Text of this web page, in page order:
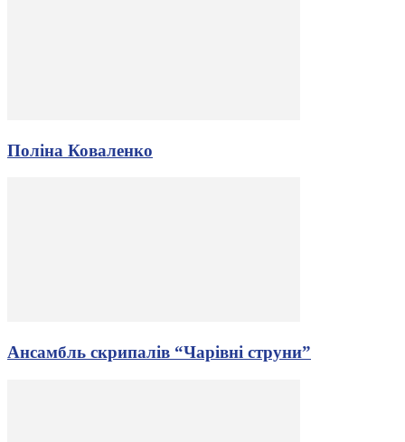
Поліна Коваленко
Ансамбль скрипалів “Чарівні струни”